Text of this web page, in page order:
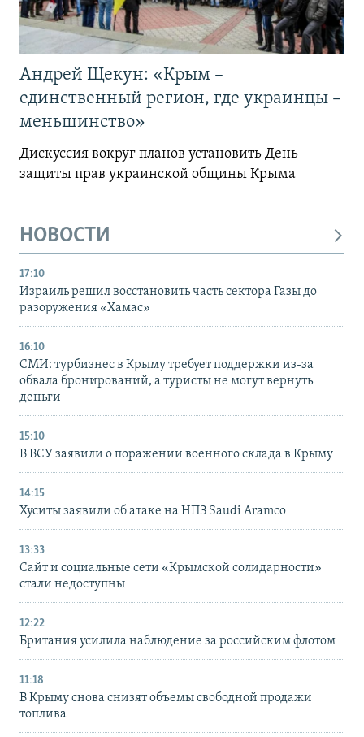
Андрей Щекун: «Крым –
единственный регион, где украинцы –
меньшинство»
Дискуссия вокруг планов установить День
защиты прав украинской общины Крыма
НОВОСТИ
17:10
Израиль решил восстановить часть сектора Газы до
разоружения «Хамас»
16:10
СМИ: турбизнес в Крыму требует поддержки из-за
обвала бронирований, а туристы не могут вернуть
деньги
15:10
В ВСУ заявили о поражении военного склада в Крыму
14:15
Хуситы заявили об атаке на НПЗ Saudi Aramco
13:33
Сайт и социальные сети «Крымской солидарности»
стали недоступны
12:22
Британия усилила наблюдение за российским флотом
11:18
В Крыму снова снизят объемы свободной продажи
топлива